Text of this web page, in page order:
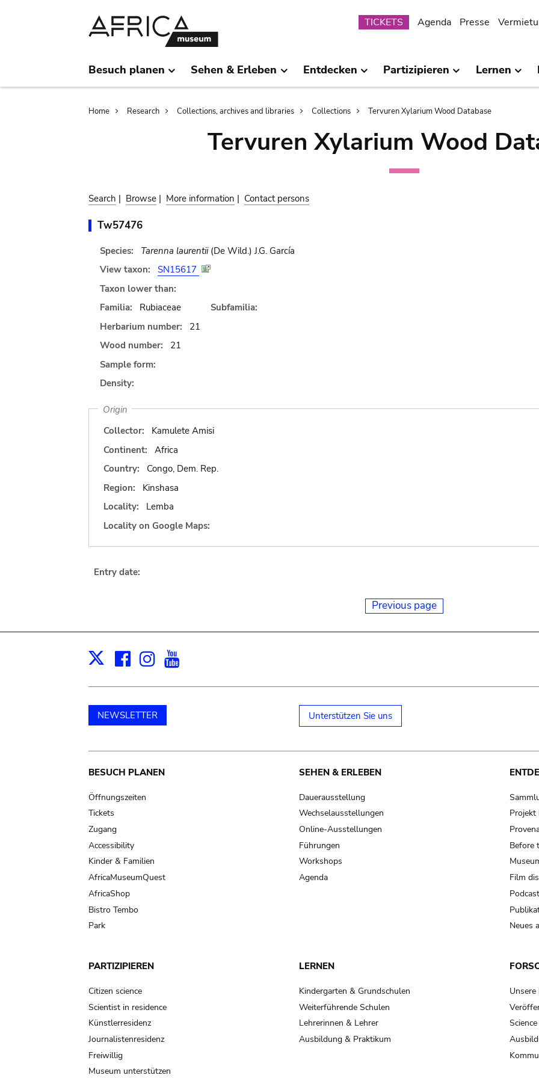
Submenu
TICKETS Agenda Presse
Besuch planen Sehen & Erleben Entdecken Partizipieren Lernen
Breadcrumb
Home Research Collections, archives and libraries Collections Tervuren Xylarium Wood Database
Tervuren Xylarium Wood
Search | Browse | More information | Contact persons
Tw57476
Species: Tarenna laurentii(De Wild.) J.G. García
View taxon:
SN15617
Taxon lower than:
Familia:
Rubiaceae
Subfamilia:
Herbarium number:
21
Wood number:
21
Sample form:
Density:
Origin
Collector:
Kamulete Amisi
Continent:
Africa
Country:
Congo, Dem. Rep.
Region:
Kinshasa
Locality:
Lemba
Locality on Google Maps:
Entry date:
Previous page
X Facebook
Instagram
NEWSLETTER Unterstützen Sie uns
Main
navigation
BESUCH PLANEN
Öffnungszeiten
Tickets
Zugang
Accessibility
Kinder & Familien
AfricaMuseumQuest
AfricaShop
Bistro Tembo
Park
SEHEN & ERLEBEN
Dauerausstellung
Wechselausstellungen
Online-Ausstellungen
Führungen
Workshops
Agenda
Projekt
Before
Film
Neues
PARTIZIPIEREN
Citizen science
Scientist in residence
Künstlerresidenz
Journalistenresidenz
Freiwillig
Museum unterstützen
LERNEN
Kindergarten & Grundschulen
Weiterführende Schulen
Lehrerinnen & Lehrer
Ausbildung & Praktikum